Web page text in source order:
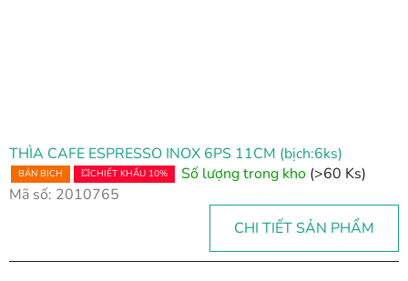
THÌA CAFE ESPRESSO INOX 6PS 11CM (bịch:6ks)
BÁN BỊCH 💥CHIẾT KHẤU 10% Số lượng trong kho (>60 Ks)
Mã số: 2010765
CHI TIẾT SẢN PHẨM